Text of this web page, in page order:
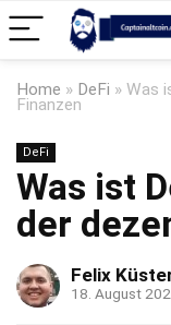
Home » DeFi » Was
Finanzen
DeFi
Was ist
der
Felix
18. August